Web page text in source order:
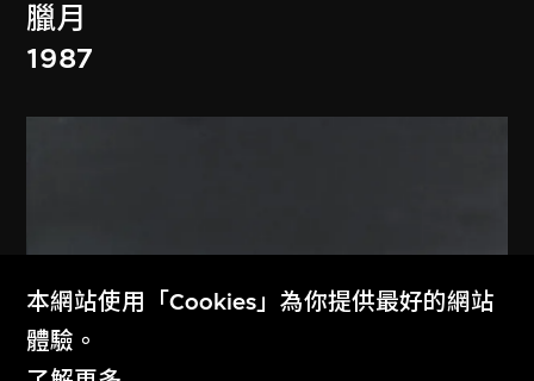
臘月
1987
本網站使用「Cookies」為你提供最好的網站
體驗。